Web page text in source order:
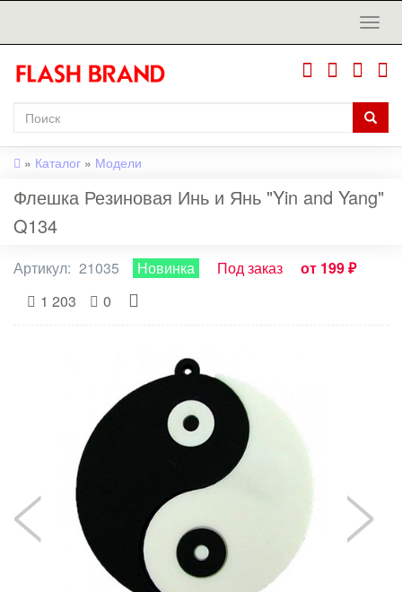
» Каталог » Модели
Флешка Резиновая Инь и Янь "Yin and Yang"
Q134
Артикул: 21035 Новинка Под заказ
от 199 ₽
1 203
0